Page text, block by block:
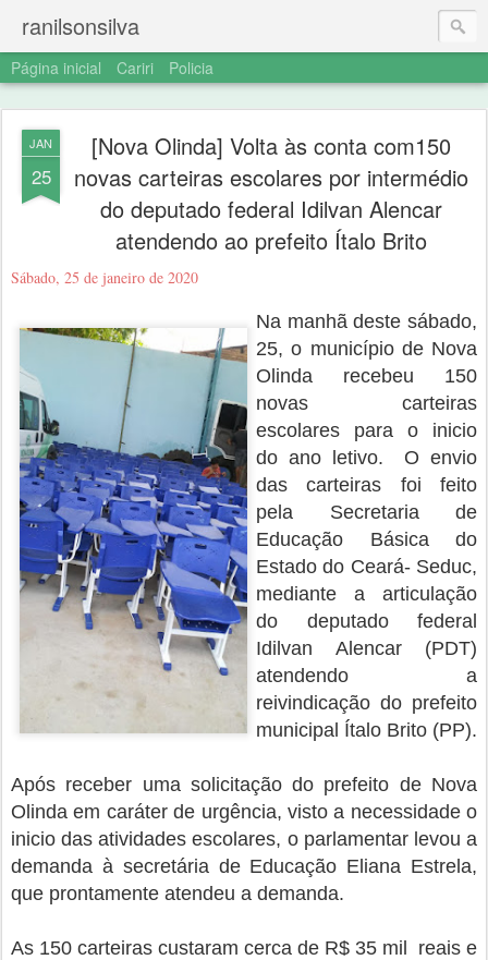
ranilsonsilva
Página inicial Cariri Policia
JAN
25
[Nova Olinda] Volta às conta com150
novas carteiras escolares por intermédio
do deputado federal Idilvan Alencar
atendendo ao prefeito Ítalo Brito
Sábado, 25 de janeiro de 2020
Na manhã deste sábado,
25, o município de Nova
Olinda recebeu 150
novas carteiras
escolares para o inicio
do ano letivo. O envio
das carteiras foi feito
pela Secretaria de
Educação Básica do
Estado do Ceará- Seduc,
mediante a articulação
do deputado federal
Idilvan Alencar (PDT)
atendendo a
reivindicação do prefeito
municipal Ítalo Brito (PP).
Após receber uma solicitação do prefeito de Nova
Olinda em caráter de urgência, visto a necessidade o
inicio das atividades escolares, o parlamentar levou a
demanda à secretária de Educação Eliana Estrela,
que prontamente atendeu a demanda.
As 150 carteiras custaram cerca de R$ 35 mil reais e